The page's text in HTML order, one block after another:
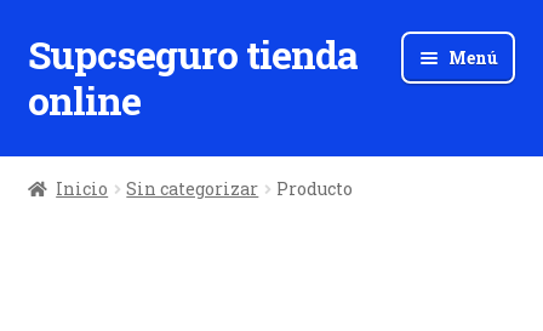
Ir
a
la
Ir
al
contenido
Supcseguro tienda
online
Menú
Inicio Sin categorizar Producto